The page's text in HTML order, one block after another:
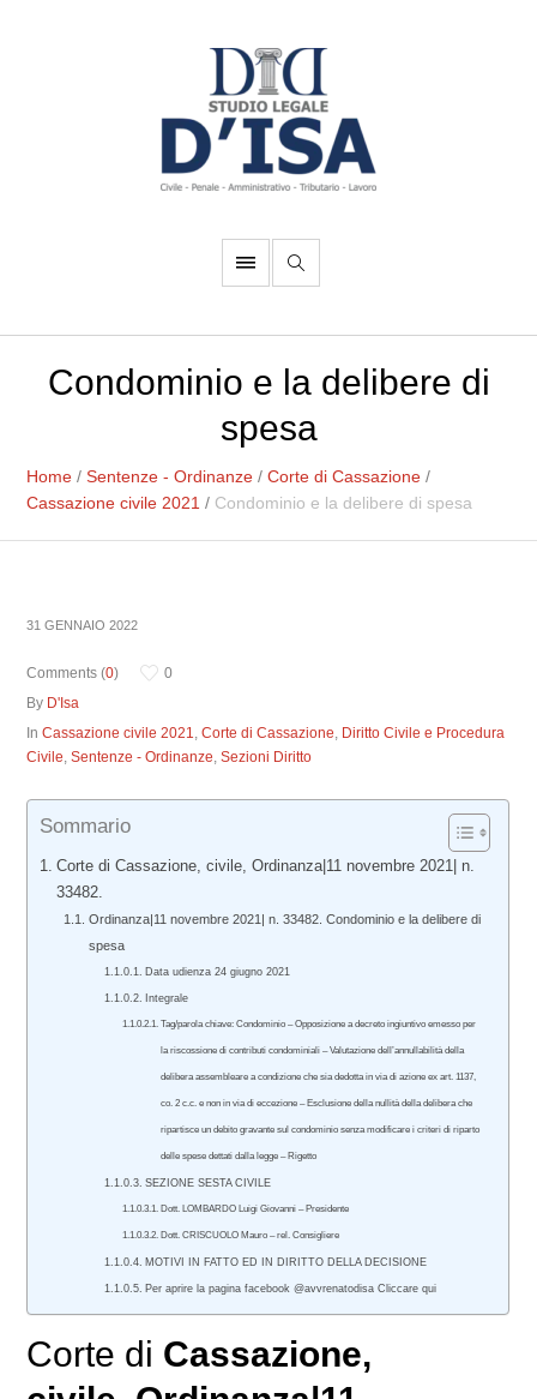
Condominio e la delibere di
spesa
Home /Sentenze - Ordinanze /Corte di Cassazione /
Cassazione civile 2021 / Condominio e la delibere di spesa
31 GENNAIO 2022
Comments (0)
0
By D'Isa
InCassazione civile 2021,Corte di Cassazione, Diritto Civile e Procedura
Civile,Sentenze - Ordinanze,Sezioni Diritto
Sommario
Corte di Cassazione, civile, Ordinanza|11 novembre 2021| n.
33482.
Ordinanza|11 novembre 2021| n. 33482. Condominio e la delibere di
spesa
Data udienza 24 giugno 2021
Integrale
Tag/parola chiave: Condominio – Opposizione a decreto ingiuntivo emesso per
la riscossione di contributi condominiali – Valutazione dell’annullabilità della
delibera assembleare a condizione che sia dedotta in via di azione ex art. 1137,
co. 2 c.c. e non in via di eccezione – Esclusione della nullità della delibera che
ripartisce un debito gravante sul condominio senza modificare i criteri di riparto
delle spese dettati dalla legge – Rigetto
SEZIONE SESTA CIVILE
Dott. LOMBARDO Luigi Giovanni – Presidente
Dott. CRISCUOLO Mauro – rel. Consigliere
MOTIVI IN FATTO ED IN DIRITTO DELLA DECISIONE
Per aprire la pagina facebook @avvrenatodisa Cliccare qui
Corte di Cassazione,